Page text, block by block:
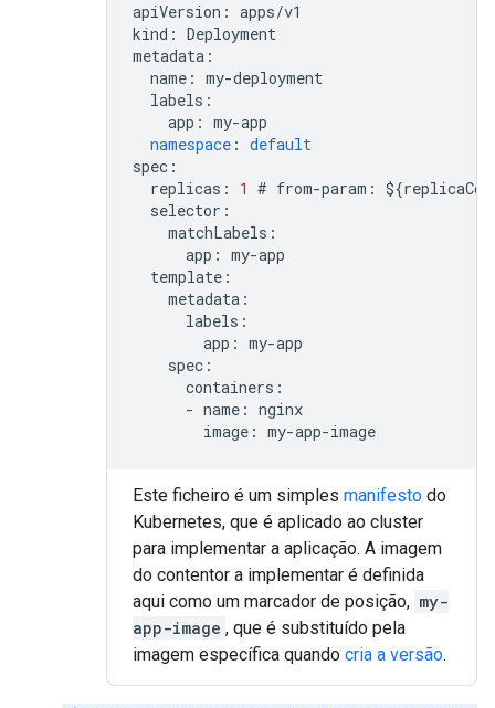
apiVersion : apps/v1
kind : Deployment
metadata :
name : my-deployment
labels :
app : my-app
namespace : default
spec :
replicas : 1 # from-param : ${
selector :
matchLabels :
app : my-app
template :
metadata :
labels :
app : my-app
spec :
containers :
- name : nginx
image : my-app-image
Este ficheiro é um simples manifesto do
Kubernetes, que é aplicado ao cluster
para implementar a aplicação. A imagem
do contentor a implementar é definida
aqui como um marcador de posição, my-
app-image , que é substituído pela
imagem específica quando cria a versão.